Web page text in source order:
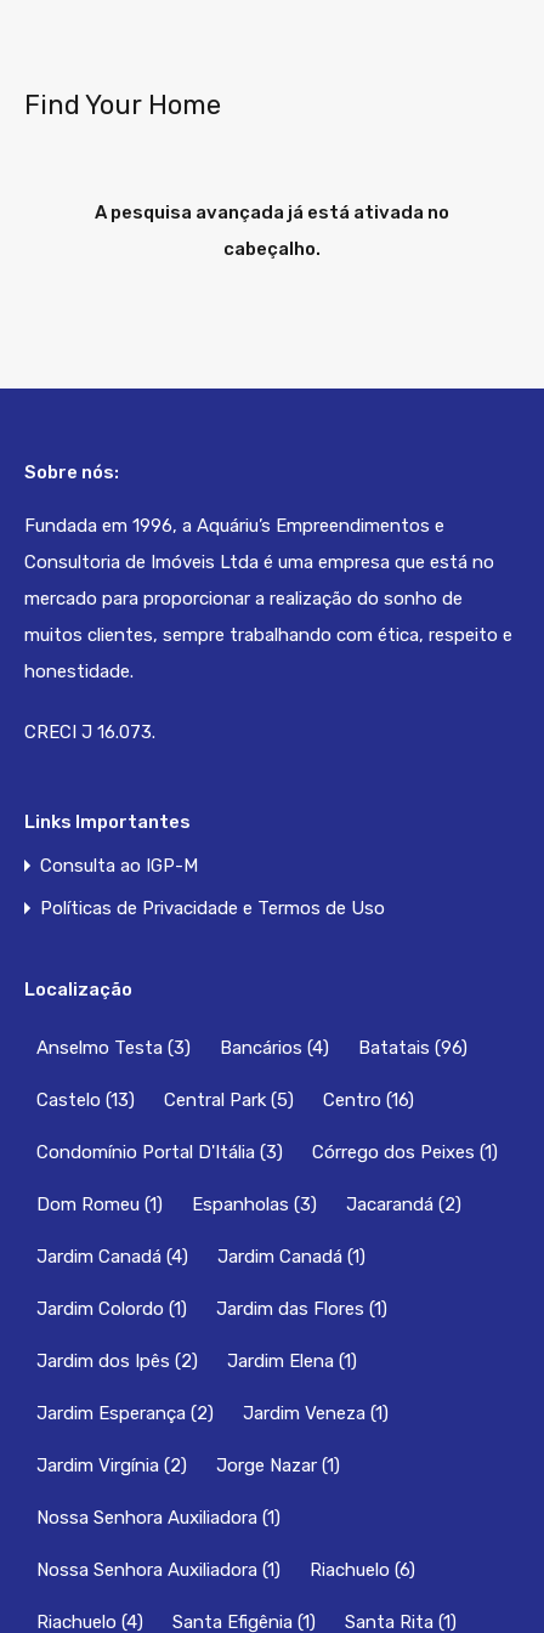
Find Your Home
A pesquisa avançada já está ativada no
cabeçalho.
Sobre nós:
Fundada em 1996, a Aquáriu’s Empreendimentos e
Consultoria de Imóveis Ltda é uma empresa que está no
mercado para proporcionar a realização do sonho de
muitos clientes, sempre trabalhando com ética, respeito e
honestidade.
CRECI J 16.073.
Links Importantes
Consulta ao IGP-M
Políticas de Privacidade e Termos de Uso
Localização
Anselmo Testa (3) Bancários (4) Batatais (96)
Castelo (13) Central Park (5) Centro (16)
Condomínio Portal D'Itália (3) Córrego dos Peixes (1)
Dom Romeu (1) Espanholas (3) Jacarandá (2)
Jardim Canadá (4) Jardim Canadá (1)
Jardim Colordo (1) Jardim das Flores (1)
Jardim dos Ipês (2) Jardim Elena (1)
Jardim Esperança (2) Jardim Veneza (1)
Jardim Virgínia (2) Jorge Nazar (1)
Nossa Senhora Auxiliadora (1)
Nossa Senhora Auxiliadora (1) Riachuelo (6)
Riachuelo (4) Santa Efigênia (1) Santa Rita (1)